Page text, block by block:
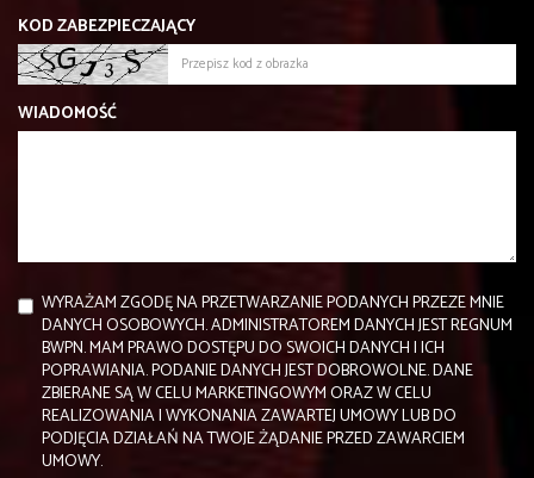
KOD ZABEZPIECZAJĄCY
WIADOMOŚĆ
WYRAŻAM ZGODĘ NA PRZETWARZANIE PODANYCH PRZEZE MNIE
DANYCH OSOBOWYCH. ADMINISTRATOREM DANYCH JEST REGNUM
BWPN. MAM PRAWO DOSTĘPU DO SWOICH DANYCH I ICH
POPRAWIANIA. PODANIE DANYCH JEST DOBROWOLNE. DANE
ZBIERANE SĄ W CELU MARKETINGOWYM ORAZ W CELU
REALIZOWANIA I WYKONANIA ZAWARTEJ UMOWY LUB DO
PODJĘCIA DZIAŁAŃ NA TWOJE ŻĄDANIE PRZED ZAWARCIEM
UMOWY.